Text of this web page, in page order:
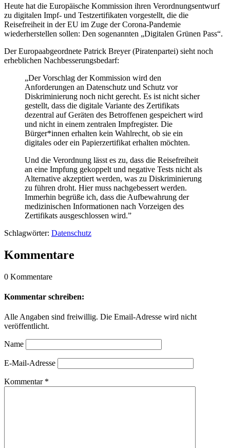
Heute hat die Europäische Kommission ihren Verordnungsentwurf
zu digitalen Impf- und Testzertifikaten vorgestellt, die die
Reisefreiheit in der EU im Zuge der Corona-Pandemie
wiederherstellen sollen: Den sogenannten „Digitalen Grünen Pass“.
Der Europaabgeordnete Patrick Breyer (Piratenpartei) sieht noch
erheblichen Nachbesserungsbedarf:
„Der Vorschlag der Kommission wird den
Anforderungen an Datenschutz und Schutz vor
Diskriminierung noch nicht gerecht. Es ist nicht sicher
gestellt, dass die digitale Variante des Zertifikats
dezentral auf Geräten des Betroffenen gespeichert wird
und nicht in einem zentralen Impfregister. Die
Bürger*innen erhalten kein Wahlrecht, ob sie ein
digitales oder ein Papierzertifikat erhalten möchten.
Und die Verordnung lässt es zu, dass die Reisefreiheit
an eine Impfung gekoppelt und negative Tests nicht als
Alternative akzeptiert werden, was zu Diskriminierung
zu führen droht. Hier muss nachgebessert werden.
Immerhin begrüße ich, dass die Aufbewahrung der
medizinischen Informationen nach Vorzeigen des
Zertifikats ausgeschlossen wird.”
Schlagwörter: Datenschutz
Kommentare
0 Kommentare
Kommentar schreiben:
Alle Angaben sind freiwillig. Die Email-Adresse wird nicht
veröffentlicht.
Name
E-Mail-Adresse
Kommentar *